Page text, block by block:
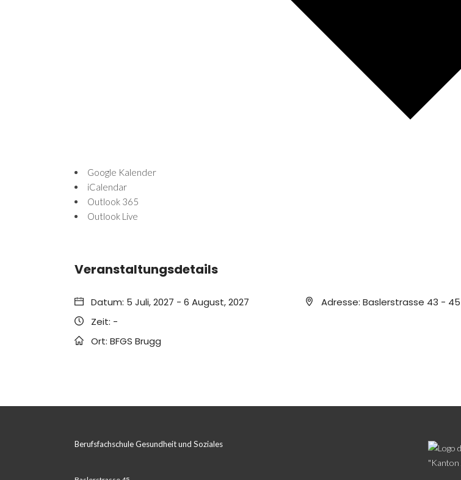
Google Kalender
iCalendar
Outlook 365
Outlook Live
Veranstaltungsdetails
Datum: 5 Juli, 2027 - 6 August, 2027
Zeit: -
Ort: BFGS Brugg
Adresse: Baslerstrasse 43 - 45
Berufsfachschule Gesundheit und Soziales